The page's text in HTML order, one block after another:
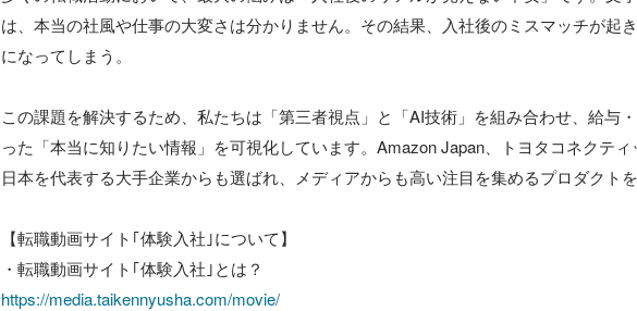
は、本当の社風や仕事の大変さは分かりません。その結果、入社後のミスマッチが起
になってしまう。
この課題を解決するため、私たちは「第三者視点」と「AI技術」を組み合わせ、給与
った「本当に知りたい情報」を可視化しています。Amazon Japan、トヨタコネクティ
日本を代表する大手企業からも選ばれ、メディアからも高い注目を集めるプロダクトを
【転職動画サイト｢体験入社｣について】
https://media.taikennyusha.com/movie/